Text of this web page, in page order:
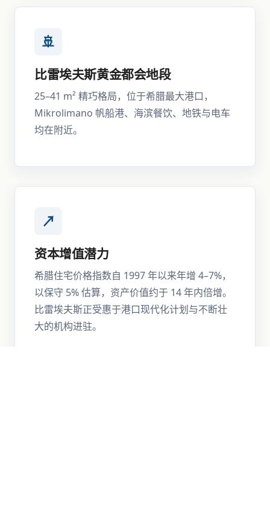
🚢
比雷埃夫斯黄金都会地段
25–41 m² 精巧格局，位于希腊最大港口，
Mikrolimano 帆船港、海滨餐饮、地铁与电车
均在附近。
↗
资本增值潜力
希腊住宅价格指数自 1997 年以来年增 4–7%，
以保守 5% 估算，资产价值约于 14 年内倍增。
比雷埃夫斯正受惠于港口现代化计划与不断壮
大的机构进驻。